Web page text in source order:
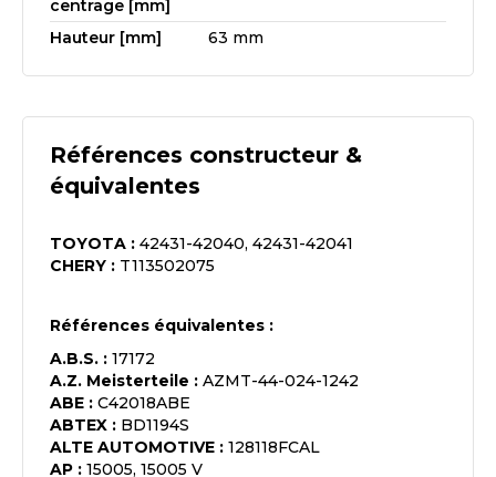
centrage [mm]
Hauteur [mm] 63 mm
Références constructeur &
équivalentes
TOYOTA : 42431-42040, 42431-42041
CHERY : T113502075
Références équivalentes :
A.B.S. : 17172
A.Z. Meisterteile : AZMT-44-024-1242
ABE : C42018ABE
ABTEX : BD1194S
ALTE AUTOMOTIVE : 128118FCAL
AP : 15005, 15005 V